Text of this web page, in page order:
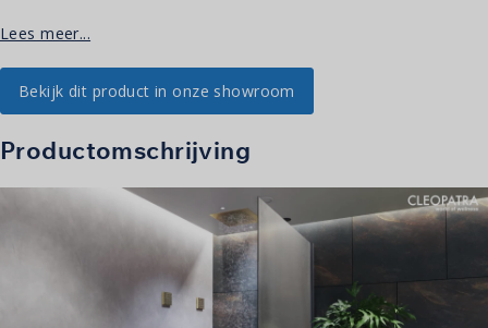
Lees meer...
Bekijk dit product in onze showroom
Productomschrijving